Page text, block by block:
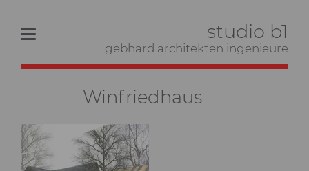
studio b1
gebhard architekten ingenieure
Winfriedhaus